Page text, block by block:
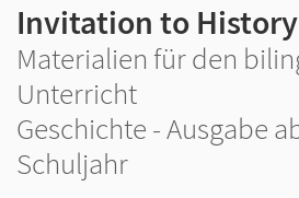
Invitation to
Materialien für den
Unterricht
Geschichte - Ausgabe
Schuljahr